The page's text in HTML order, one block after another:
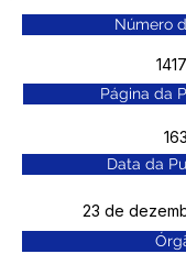
Número
Página da
163
Data da
23 de